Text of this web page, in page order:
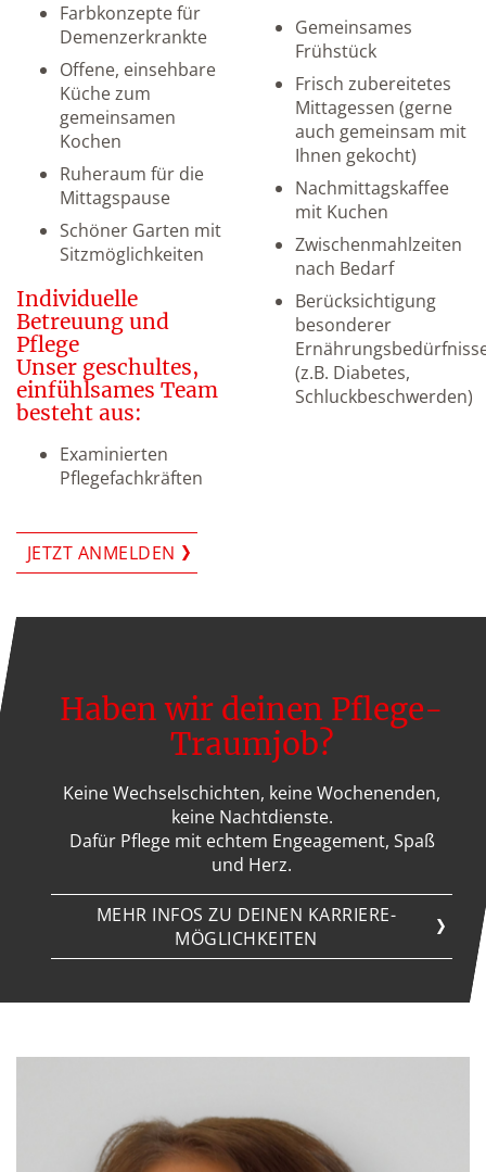
Farbkonzepte für
Demenzerkrankte
Offene, einsehbare
Küche zum
gemeinsamen
Kochen
Ruheraum für die
Mittagspause
Schöner Garten mit
Sitzmöglichkeiten
Individuelle
Betreuung und
Pflege
Unser geschultes,
einfühlsames Team
besteht aus:
Examinierten
Pflegefachkräften
Gemeinsames
Frühstück
Frisch zubereitetes
Mittagessen (gerne
auch gemeinsam mit
Ihnen gekocht)
Nachmittagskaffee
mit Kuchen
Zwischenmahlzeiten
nach Bedarf
Berücksichtigung
besonderer
(z.B. Diabetes,
Schluckbeschwerden)
JETZT ANMELDEN
Haben wir deinen Pflege-
Traumjob?
Keine Wechselschichten, keine Wochenenden,
keine Nachtdienste.
Dafür Pflege mit echtem Engeagement, Spaß
und Herz.
MEHR INFOS ZU DEINEN KARRIERE-
MÖGLICHKEITEN